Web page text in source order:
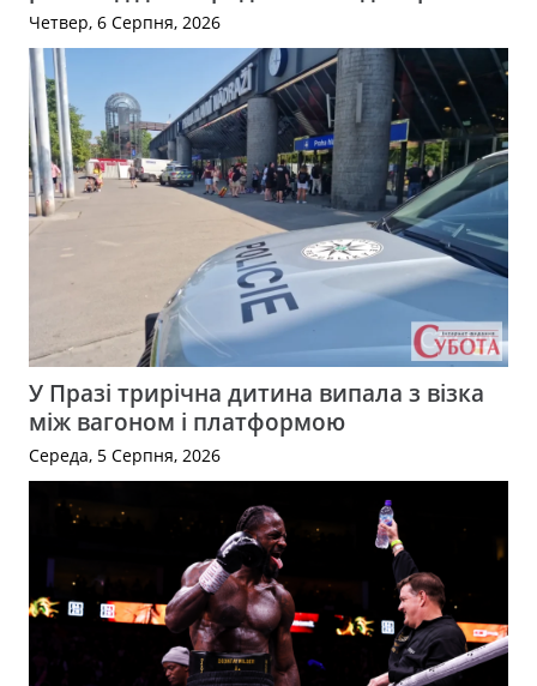
Четвер, 6 Серпня, 2026
У Празі трирічна дитина випала з візка
між вагоном і платформою
Середа, 5 Серпня, 2026